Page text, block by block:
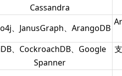
Cassandra
、JanusGraph、ArangoDB
、CockroachDB、Google
Spanner